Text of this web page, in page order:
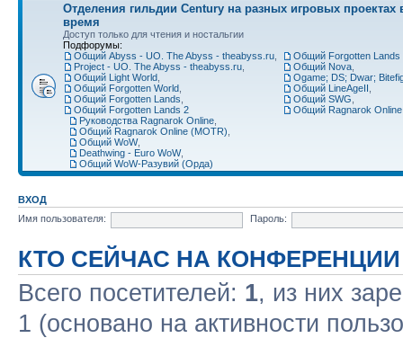
Отделения гильдии Century на разных игровых проектах
время
Доступ только для чтения и ностальгии
Подфорумы:
Общий Abyss - UO. The Abyss - theabyss.ru
Project - UO. The Abyss - theabyss.ru
Общий Light World
Общий Forgotten World
Общий Forgotten Lands
Общий Forgotten Lands 2
Общий Forgotten Lands
Общий Nova
Ogame; DS; Dwar;
Общий LineAgeII
Общий SWG
Общий Ragnarok
Руководства Ragnarok Online
Общий Ragnarok Online (MOTR)
Общий WoW,
Deathwing - Euro WoW,
Общий WoW-Разувий (Орда)
ВХОД
Имя пользователя:
Пароль:
КТО СЕЙЧАС НА КОНФЕРЕНЦИИ
Всего посетителей: 1, из них
1 (основано на активности